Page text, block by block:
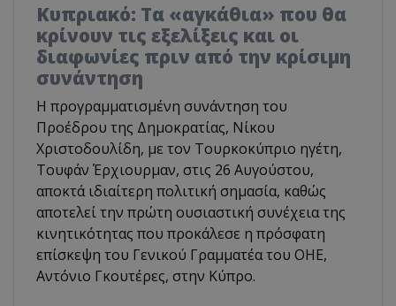
Κυπριακό: Τα «αγκάθια» που θα
κρίνουν τις εξελίξεις και οι
διαφωνίες πριν από την κρίσιμη
συνάντηση
Η προγραμματισμένη συνάντηση του
Προέδρου της Δημοκρατίας, Νίκου
Χριστοδουλίδη, με τον Τουρκοκύπριο ηγέτη,
Τουφάν Έρχιουρμαν, στις 26 Αυγούστου,
αποκτά ιδιαίτερη πολιτική σημασία, καθώς
αποτελεί την πρώτη ουσιαστική συνέχεια της
κινητικότητας που προκάλεσε η πρόσφατη
επίσκεψη του Γενικού Γραμματέα του ΟΗΕ,
Αντόνιο Γκουτέρες, στην Κύπρο.